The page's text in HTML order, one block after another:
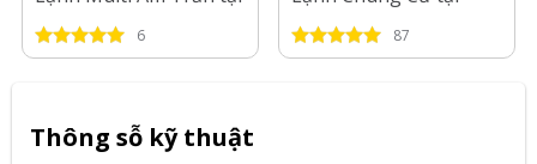
Tp.HCM-2026
6
Long An-2026
87
Thông sỗ kỹ thuật